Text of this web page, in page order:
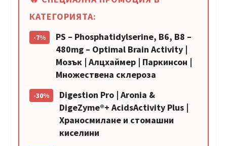
КАТЕГОРИЯТА:
-7%
PS – Phosphatidylserine, B6, B8 –
480mg – Optimal Brain Activity |
Мозък | Алцхаймер | Паркинсон |
Множествена склероза
-30%
Digestion Pro | Aronia &
DigeZyme®+ AcidsActivity Plus |
Храносмилане и стомашни
киселини